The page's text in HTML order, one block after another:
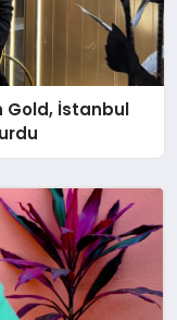
Gold, İstanbul